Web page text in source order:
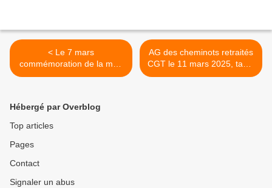
< Le 7 mars
commémoration de la mort
de Pierre Semard
AG des cheminots retraités
CGT le 11 mars 2025, table
ronde santé pension >
Hébergé par Overblog
Top articles
Pages
Contact
Signaler un abus